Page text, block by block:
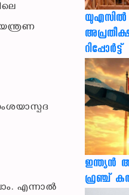
എന്നാല്‍
യുഎസില്‍
റിപ്പോര്‍ട്ട്
ഇന്ത്യൻ
ഫ്രഞ്ച്